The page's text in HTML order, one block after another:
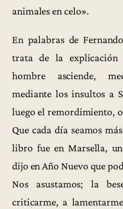
animales en celo».
En palabras de
trata de la
hombre asciende,
mediante los insultos a
luego el remordimiento,
Que cada día seamos
libro fue en Marsella,
dijo en Año Nuevo que
Nos asustamos; la
criticarme, a